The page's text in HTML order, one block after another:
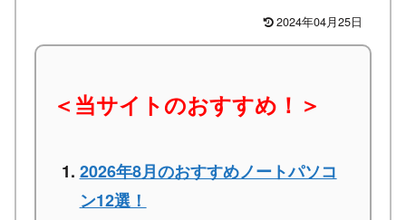
2024年04月25日
＜当サイトのおすすめ！＞
2026年8月のおすすめノートパソコ
ン12選！